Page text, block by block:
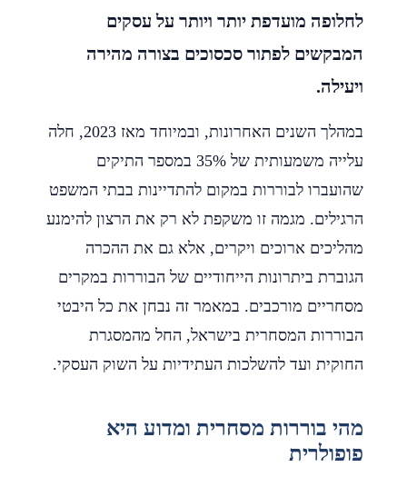
לחלופה מועדפת יותר ויותר על עסקים
המבקשים לפתור סכסוכים בצורה מהירה
ויעילה.
במהלך השנים האחרונות, ובמיוחד מאז 2023, חלה
עלייה משמעותית של 35% במספר התיקים
שהועברו לבוררות במקום להתדיינות בבתי המשפט
הרגילים. מגמה זו משקפת לא רק את הרצון להימנע
מהליכים ארוכים ויקרים, אלא גם את ההכרה
הגוברת ביתרונות הייחודיים של הבוררות במקרים
מסחריים מורכבים. במאמר זה נבחן את כל היבטי
הבוררות המסחרית בישראל, החל מהמסגרת
החוקית ועד להשלכות העתידיות על השוק העסקי.
מהי בוררות מסחרית ומדוע היא
פופולרית